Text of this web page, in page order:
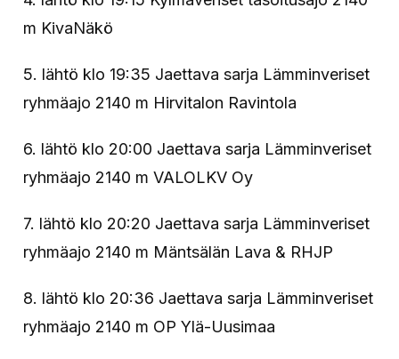
m KivaNäkö
5. lähtö klo 19:35 Jaettava sarja Lämminveriset
ryhmäajo 2140 m Hirvitalon Ravintola
6. lähtö klo 20:00 Jaettava sarja Lämminveriset
ryhmäajo 2140 m VALOLKV Oy
7. lähtö klo 20:20 Jaettava sarja Lämminveriset
ryhmäajo 2140 m Mäntsälän Lava & RHJP
8. lähtö klo 20:36 Jaettava sarja Lämminveriset
ryhmäajo 2140 m OP Ylä-Uusimaa